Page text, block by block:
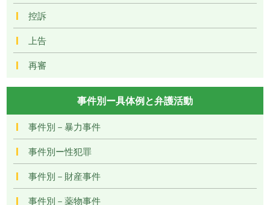
控訴
上告
再審
事件別ー具体例と弁護活動
事件別－暴力事件
事件別ー性犯罪
事件別－財産事件
事件別－薬物事件